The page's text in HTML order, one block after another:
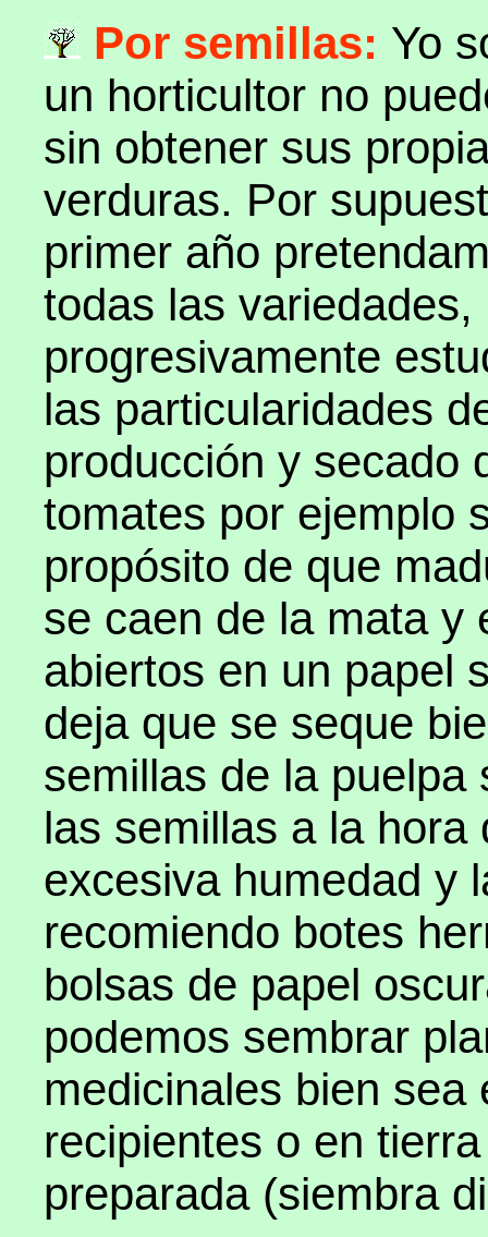
Por semillas: Yo
un horticultor no
sin obtener sus
verduras. Por
primer año
todas las
progresivamente
las particularidades
producción y secado
tomates por ejemplo
propósito de que
se caen de la mata y
abiertos en un papel
deja que se seque
semillas de la puelpa
las semillas a la hora
excesiva humedad y
recomiendo botes
bolsas de papel
podemos sembrar
medicinales bien sea
recipientes o en
preparada (siembra